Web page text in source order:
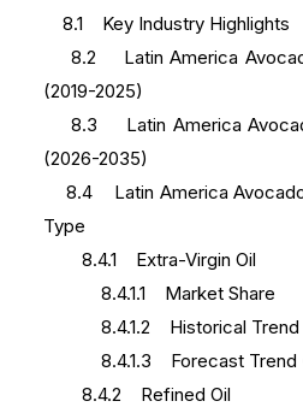
8.1 Key Industry Highlights
8.2 Latin America
(2019-2025)
8.3 Latin America
(2026-2035)
8.4 Latin America
Type
8.4.1 Extra-Virgin Oil
8.4.1.1 Market Share
8.4.1.2 Historical Trend
8.4.1.3 Forecast Trend
8.4.2 Refined Oil